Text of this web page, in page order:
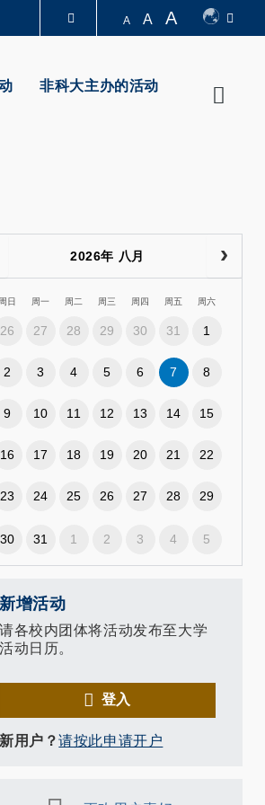
A A A
非科大主办的活动
2026年 八月
周日 周一 周二 周三 周四 周五 周六
26 27 28 29 30 31 1
2 3 4 5 6 7 8
9 10 11 12 13 14 15
16 17 18 19 20 21 22
23 24 25 26 27 28 29
30 31 1 2 3 4 5
新增活动
请各校内团体将活动发布至大学
活动日历。
登入
新用户？请按此申请开户